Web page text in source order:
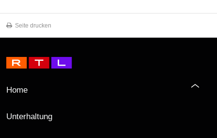
Seite drucken
Home
Unterhaltung